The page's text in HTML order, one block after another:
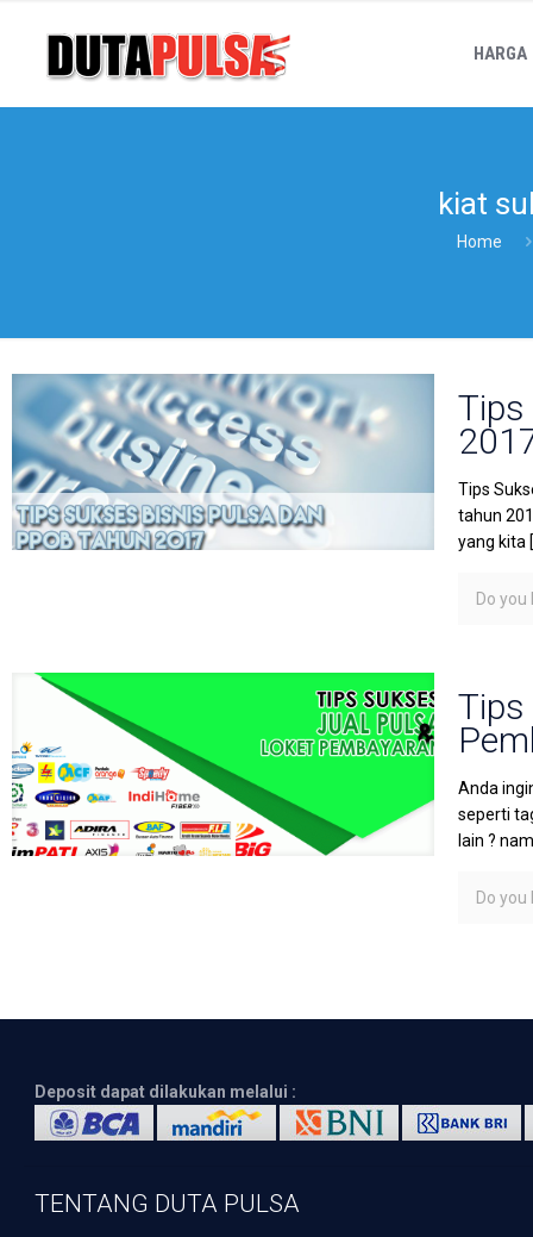
HARGA
kiat
Home
Tips
Tips
tahun
yang kita
Do you
Tips
Anda
seperti
lain ?
Do you
Deposit dapat dilakukan melalui :
TENTANG DUTA PULSA